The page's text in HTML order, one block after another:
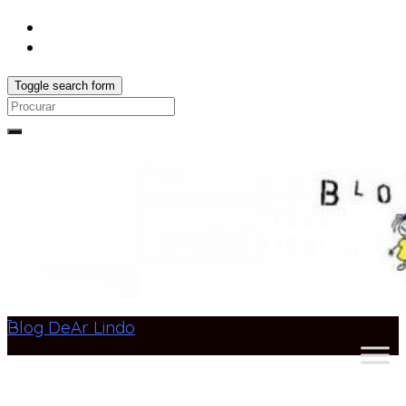
Toggle search form
Search
Blog DeAr Lindo